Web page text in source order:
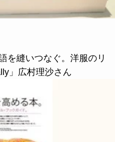
を縫いつなぐ。洋服のリ
」広村理沙さん